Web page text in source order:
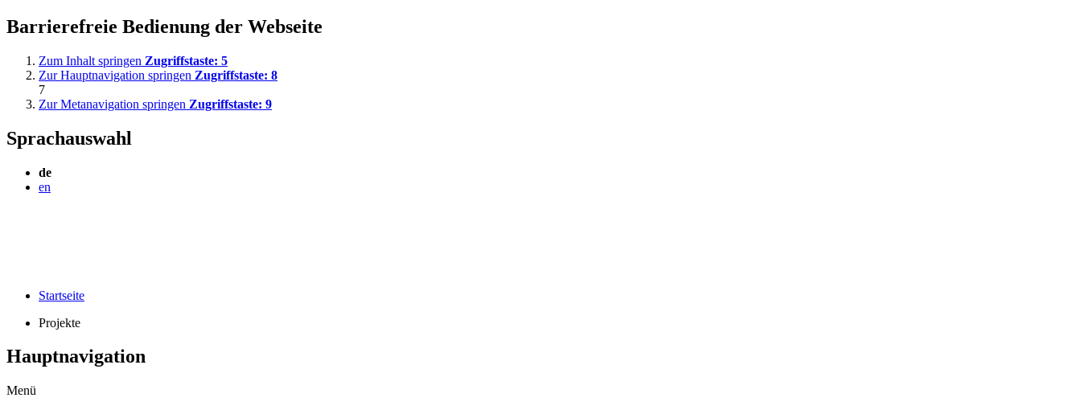
Barrierefreie Bedienung der Webseite
Zum Inhalt springen Zugriffstaste: 5
Zur Hauptnavigation springen Zugriffstaste: 8
7
Zur Metanavigation springen Zugriffstaste: 9
Sprachauswahl
de
en
Startseite
Projekte
Hauptnavigation
Menü